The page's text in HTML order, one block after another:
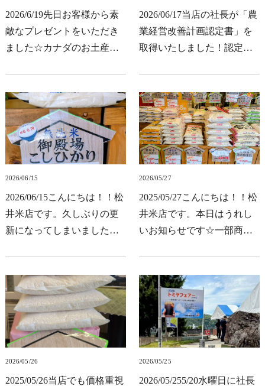
2026/6/19先日お客様から素
敵なプレゼントをいただき
ました☆カナダのお土産で
ナダで撮影中なので謎の親
近感でとっても喜んでいま
す。私もいつか行って…
2026/06/17当店の社長が「農
業経営改善計画認定書」を
取得いたしました！認定農
基本構想に示された農業経
営の目標に向けて、自らの
創意工夫に基づき、…
2026/06/15
2026/06/15こんにちは！！松
井米店です。久しぶりの更
新になってしまいました。
ひかり・無洗米あきたこま
ち・あきたこまち10kg・あ
きたこまち5kgの４点…
2026/05/27
2025/05/27こんにちは！！松
井米店です。本日はうれし
いお知らせです☆一部商品
米が値下げでラッキーな方
もこれを機会に試してみよ
うかなーという方も明…
2026/05/26
2025/05/26当店でも価格重視
2026/05/25
2026/05/255/20水曜日に社長